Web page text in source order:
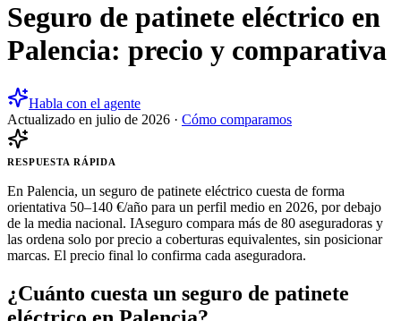
Seguro de patinete eléctrico en
Palencia: precio y comparativa
Habla con el agente
Actualizado en julio de 2026 · Cómo comparamos
RESPUESTA RÁPIDA
En Palencia, un seguro de patinete eléctrico cuesta de forma
orientativa 50–140 €/año para un perfil medio en 2026, por debajo
de la media nacional. IAseguro compara más de 80 aseguradoras y
las ordena solo por precio a coberturas equivalentes, sin posicionar
marcas. El precio final lo confirma cada aseguradora.
¿Cuánto cuesta un seguro de patinete